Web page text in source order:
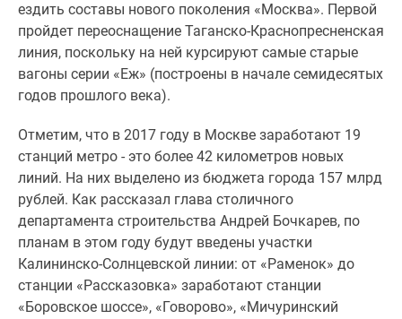
застройщики
Панорамы
новостроек
новостроек
Экспертиза
новостроек
Экология
Москвы
Подмосковья
Студии
комнатные
ездить составы нового поколения «Москва». Первой
пройдет переоснащение Таганско-Краснопресненская
линия, поскольку на ней курсируют самые старые
вагоны серии «Еж» (построены в начале семидесятых
годов прошлого века).
Отметим, что в 2017 году в Москве заработают 19
станций метро - это более 42 километров новых
линий. На них выделено из бюджета города 157 млрд
рублей. Как рассказал глава столичного
департамента строительства Андрей Бочкарев, по
планам в этом году будут введены участки
Калининско-Солнцевской линии: от «Раменок» до
станции «Рассказовка» заработают станции
«Боровское шоссе», «Говорово», «Мичуринский